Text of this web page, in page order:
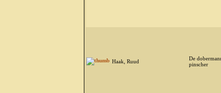
Haak, Ruud
De
pinscher